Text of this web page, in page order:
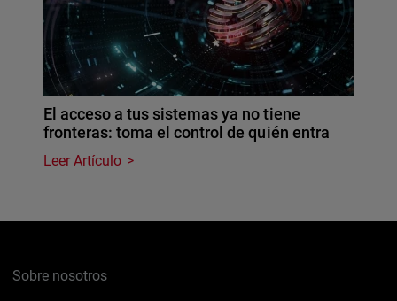
El acceso a tus sistemas ya no tiene
fronteras: toma el control de quién entra
Leer Artículo
Sobre nosotros